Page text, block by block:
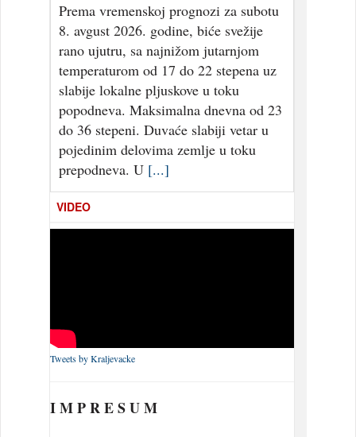
Prema vremenskoj prognozi za subotu
8. avgust 2026. godine, biće svežije
rano ujutru, sa najnižom jutarnjom
temperaturom od 17 do 22 stepena uz
slabije lokalne pljuskove u toku
popodneva. Maksimalna dnevna od 23
do 36 stepeni. Duvaće slabiji vetar u
pojedinim delovima zemlje u toku
prepodneva. U [...]
VIDEO
Tweets by Kraljevacke
I M P R E S U M